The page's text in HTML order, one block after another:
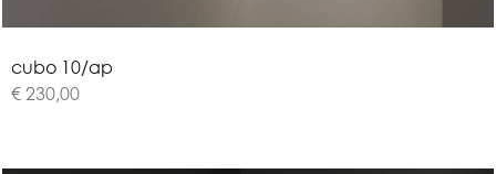
cubo 10/ap
€ 230,00